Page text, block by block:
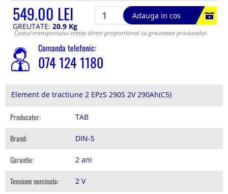
549.00 LEI
Adauga in cos
GREUTATE: 20.9 Kg
Costul transportului creste direct proportional cu greutatea produselor.
Comanda telefonic:
074 124 1180
Element de tractiune 2 EPzS 290S 2V 290Ah(C5)
Producator: TAB
Brand: DIN-S
Garantie: 2 ani
Tensiune nominala: 2 V